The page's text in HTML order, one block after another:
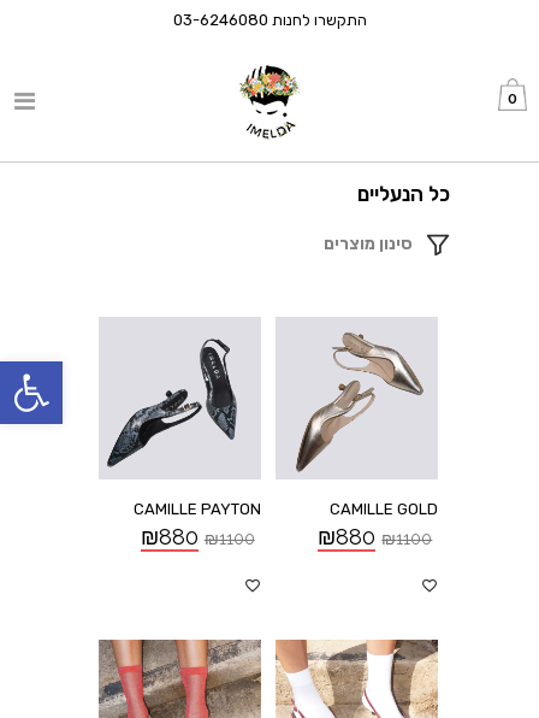
פתח
התקשרו לחנות 03-6246080
0
כל הנעליים
סינון מוצרים
CAMILLE GOLD
₪1100
₪880
CAMILLE PAYTON
₪1100
₪880